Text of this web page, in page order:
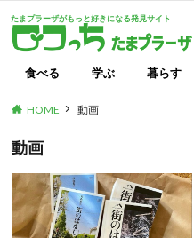
たまプラーザがもっと好きになる発見サイト
食べる 学ぶ 暮らす
HOME 動画
動画